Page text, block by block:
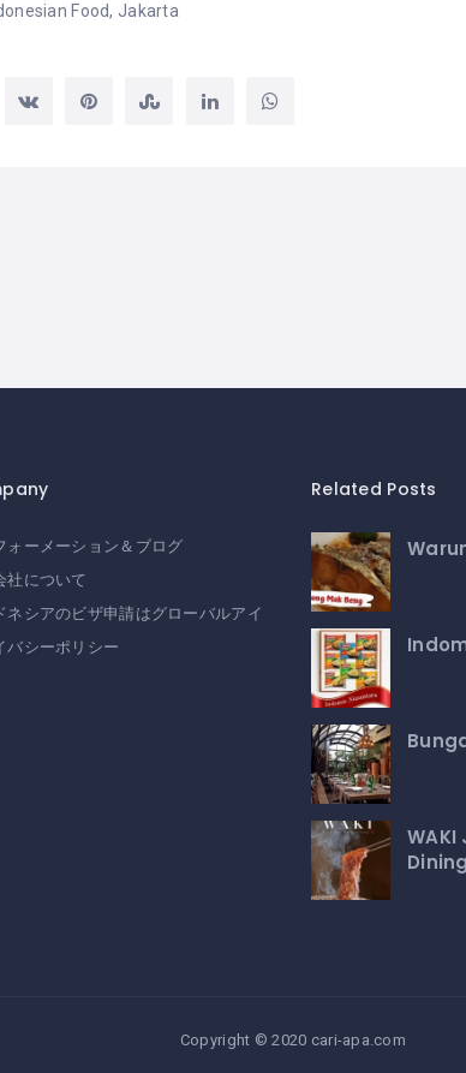
Food, Jakarta
ォーメーション＆ブログ
社について
ネシアのビザ申請はグローバルアイ
バシーポリシー
Related Posts
WAKI
Dining
Copyright © 2020 cari-apa.com